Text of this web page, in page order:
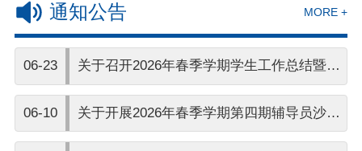
会
通知公告 MORE +
06-23 关于召开2026年春季学期学生工作总结暨表
06-10 关于开展2026年春季学期第四期辅导员沙龙